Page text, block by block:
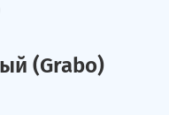
(Grabo)